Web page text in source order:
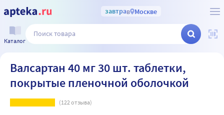
завтрав Москве
Каталог
Валсартан 40 мг 30 шт. таблетки,
покрытые пленочной оболочкой
(122отзыва)